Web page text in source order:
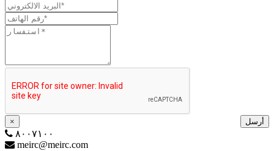
أرسل ×
٨٠٠٧١٠٠
meirc@meirc.com